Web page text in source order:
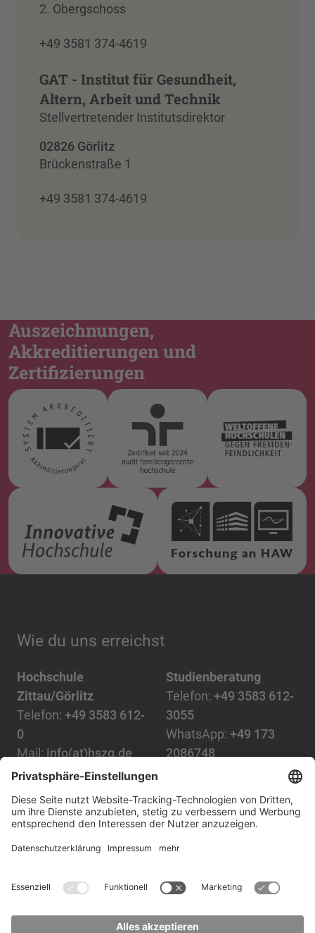
2. Obergschoss
+49 3581 374-4619
GAT - Institut für Gesundheit,
Altern, Arbeit und Technik
Stellvertretender Institutsdirektor
02826 Görlitz
Brückenstraße 1
+49 3581 374-4619
Auszeichnungen,
Akkreditierungen und
Zertifizierungen
Wie du uns erreichst
Hochschule
Zittau/Görlitz
Telefon: +49 3583 612-
0
Mail:info(at)hszg.de
Studienberatung
Telefon: +49 3583 612-
3055
WhatsApp: +49 173
2086748
Alle StudiengängeDatenschutz
ImpressumBarrierefreiheitPresse